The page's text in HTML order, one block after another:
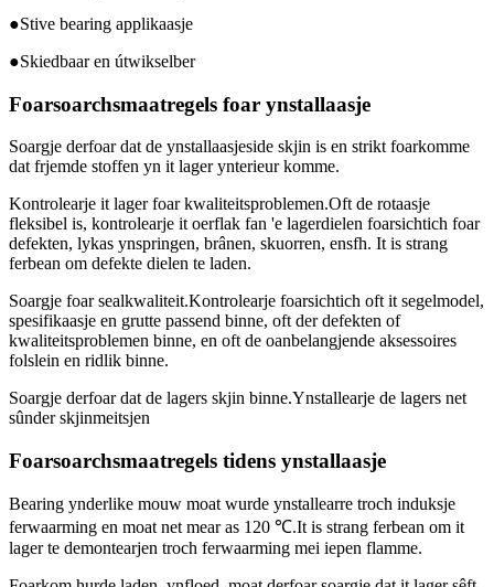
●Stive bearing applikaasje
●Skiedbaar en útwikselber
Foarsoarchsmaatregels foar ynstallaasje
Soargje derfoar dat de ynstallaasjeside skjin is en strikt foarkomme
dat frjemde stoffen yn it lager ynterieur komme.
Kontrolearje it lager foar kwaliteitsproblemen.Oft de rotaasje
fleksibel is, kontrolearje it oerflak fan 'e lagerdielen foarsichtich foar
defekten, lykas ynspringen, brânen, skuorren, ensfh. It is strang
ferbean om defekte dielen te laden.
Soargje foar sealkwaliteit.Kontrolearje foarsichtich oft it segelmodel,
spesifikaasje en grutte passend binne, oft der defekten of
kwaliteitsproblemen binne, en oft de oanbelangjende aksessoires
folslein en ridlik binne.
Soargje derfoar dat de lagers skjin binne.Ynstallearje de lagers net
sûnder skjinmeitsjen
Foarsoarchsmaatregels tidens ynstallaasje
Bearing ynderlike mouw moat wurde ynstallearre troch induksje
ferwaarming en moat net mear as 120 ℃.It is strang ferbean om it
lager te demontearjen troch ferwaarming mei iepen flamme.